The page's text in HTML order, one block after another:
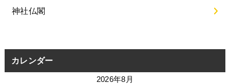
神社仏閣
カレンダー
2026年8月